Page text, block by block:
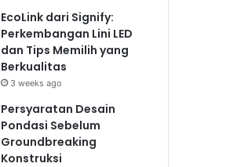
EcoLink dari Signify:
Perkembangan Lini LED
dan Tips Memilih yang
Berkualitas
3 weeks ago
Persyaratan Desain
Pondasi Sebelum
Groundbreaking
Konstruksi